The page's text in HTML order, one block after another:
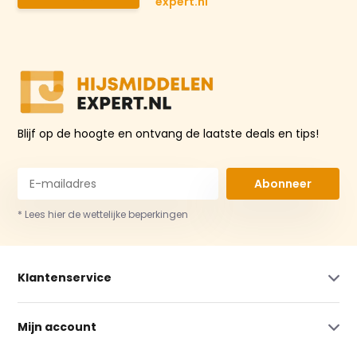
Blijf op de hoogte en ontvang de laatste deals en tips!
Abonneer
* Lees hier de wettelijke beperkingen
Klantenservice
Mijn account